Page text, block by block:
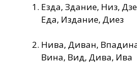
Езда, Здание, Низ,
Еда, Издание, Диез
Нива, Диван,
Вина, Вид, Дива, Ива